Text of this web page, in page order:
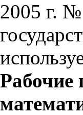
2005 г. №
Рабочие